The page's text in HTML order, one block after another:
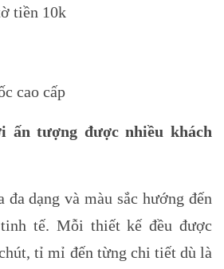
tiền 10k
cao cấp
ấn tượng được nhiều khách
dạng và màu sắc hướng đến
tế. Mỗi thiết kế đều được
tỉ mỉ đến từng chi tiết dù là